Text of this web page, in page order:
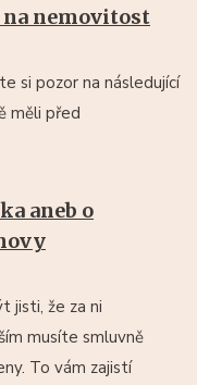
nemovitost
si pozor na následující
měli před
aneb o
jisti, že za ni
musíte smluvně
To vám zajistí